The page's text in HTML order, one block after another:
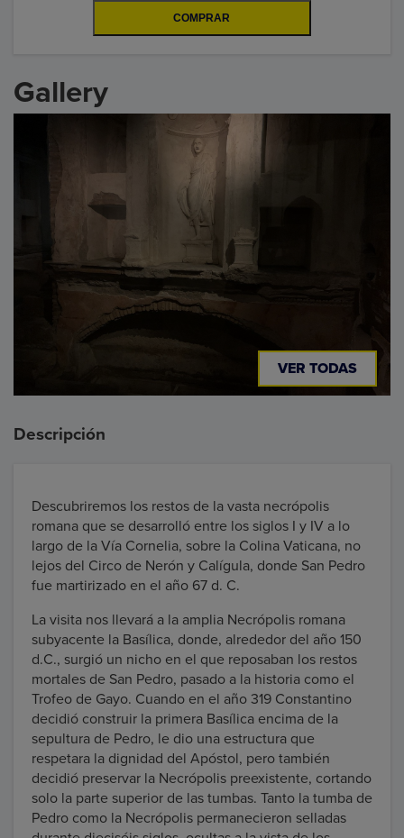
Gallery
VER TODAS
Descripción
Descubriremos los restos de la vasta necrópolis
romana que se desarrolló entre los siglos I y IV a lo
largo de la Vía Cornelia, sobre la Colina Vaticana, no
lejos del Circo de Nerón y Calígula, donde San Pedro
fue martirizado en el año 67 d. C.
La visita nos llevará a la amplia Necrópolis romana
subyacente la Basílica, donde, alrededor del año 150
d.C., surgió un nicho en el que reposaban los restos
mortales de San Pedro, pasado a la historia como el
Trofeo de Gayo. Cuando en el año 319 Constantino
decidió construir la primera Basílica encima de la
sepultura de Pedro, le dio una estructura que
respetara la dignidad del Apóstol, pero también
decidió preservar la Necrópolis preexistente, cortando
solo la parte superior de las tumbas. Tanto la tumba de
Pedro como la Necrópolis permanecieron selladas